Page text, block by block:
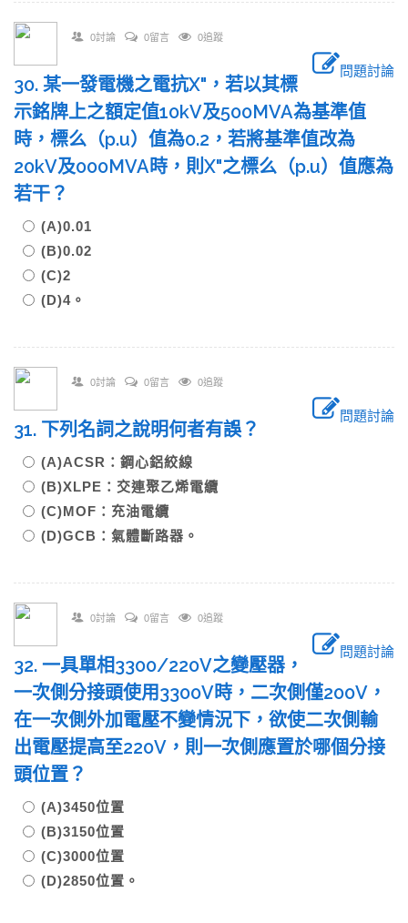
0討論 0留言 0追蹤
問題討論
30. 某一發電機之電抗X"，若以其標
示銘牌上之額定值10kV及500MVA為基準值
時，標么（p.u）值為0.2，若將基準值改為
20kV及000MVA時，則X"之標么（p.u）值應為
若干？
(A)0.01
(B)0.02
(C)2
(D)4。
0討論 0留言 0追蹤
問題討論
31. 下列名詞之說明何者有誤？
(A)ACSR：鋼心鋁絞線
(B)XLPE：交連聚乙烯電纜
(C)MOF：充油電纜
(D)GCB：氣體斷路器。
0討論 0留言 0追蹤
問題討論
32. 一具單相3300/220V之變壓器，
一次側分接頭使用3300V時，二次側僅200V，
在一次側外加電壓不變情況下，欲使二次側輸
出電壓提高至220V，則一次側應置於哪個分接
頭位置？
(A)3450位置
(B)3150位置
(C)3000位置
(D)2850位置。